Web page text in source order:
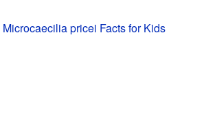
Microcaecilia pricei Facts for Kids